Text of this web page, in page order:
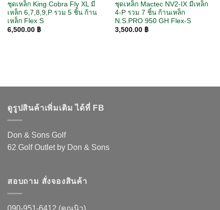
ชุดเหล็ก King Cobra Fly XL มี
เหล็ก 6,7,8,9,P รวม 5 ชิ้น ก้าน
เหล็ก Flex S
6,500.00 ฿
ชุดเหล็ก Mactec NV2-IX มีเหล็ก
4-P รวม 7 ชิ้น ก้านเหล็ก
N.S.PRO 950 GH Flex-S
3,500.00 ฿
ดูรูปสินค้าเพิ่มเติม ได้ที่ FB
Don & Sons Golf
62 Golf Outlet by Don & Sons
สอบถาม สั่งจองสินค้า
090-951-6412 (คุณนิว)